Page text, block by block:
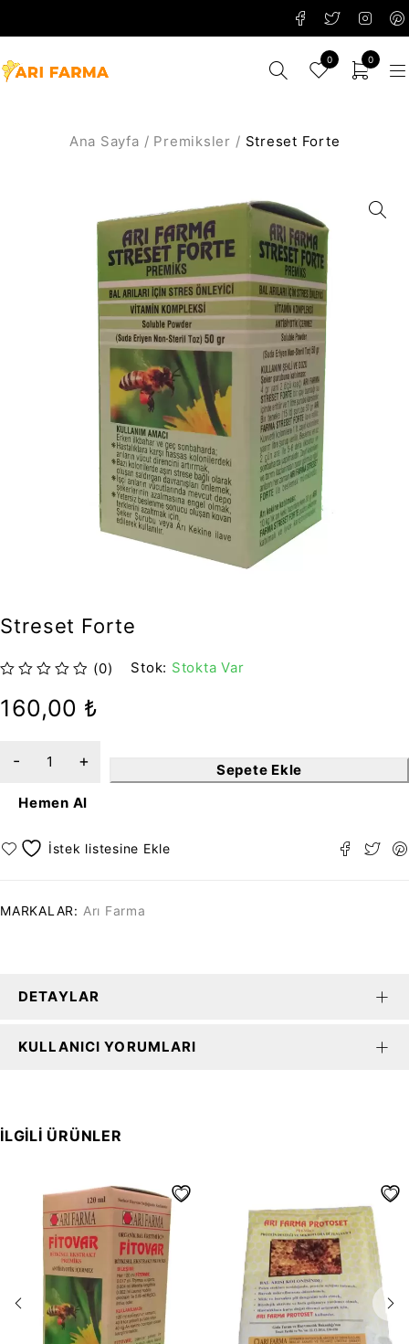
0 0
Ana Sayfa / Premiksler / Streset Forte
Streset Forte
(0) Stok: Stokta Var
160,00 ₺
Sepete Ekle
Hemen Al
MARKALAR: Arı Farma
DETAYLAR
KULLANICI YORUMLARI
İLGILI ÜRÜNLER